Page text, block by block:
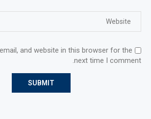
and website in this browser for the
next time I comment.